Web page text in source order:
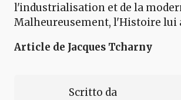
l'industrialisation et de la
Malheureusement, l'Histoire lui
Article de Jacques Tcharny
Scritto da